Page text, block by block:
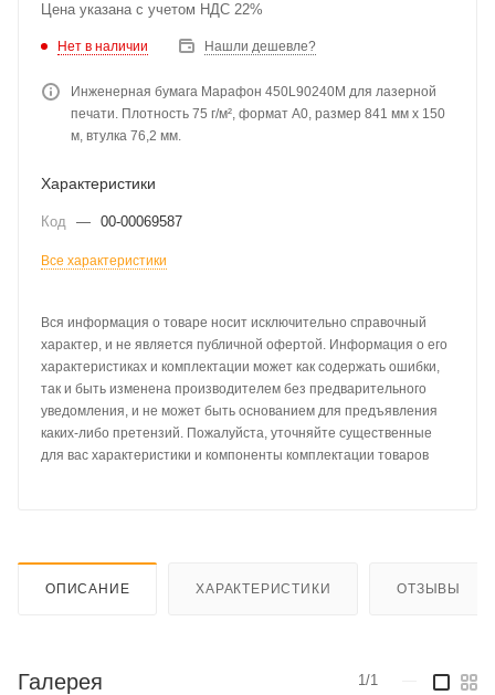
Цена указана с учетом НДС 22%
Нет в наличии Нашли дешевле?
Инженерная бумага Марафон 450L90240M для лазерной
печати. Плотность 75 г/м², формат А0, размер 841 мм x 150
м, втулка 76,2 мм.
Характеристики
Код — 00-00069587
Все характеристики
Вся информация о товаре носит исключительно справочный
характер, и не является публичной офертой. Информация о его
характеристиках и комплектации может как содержать ошибки,
так и быть изменена производителем без предварительного
уведомления, и не может быть основанием для предъявления
каких-либо претензий. Пожалуйста, уточняйте существенные
для вас характеристики и компоненты комплектации товаров
ОПИСАНИЕ ХАРАКТЕРИСТИКИ ОТЗЫВЫ
Галерея 1/1